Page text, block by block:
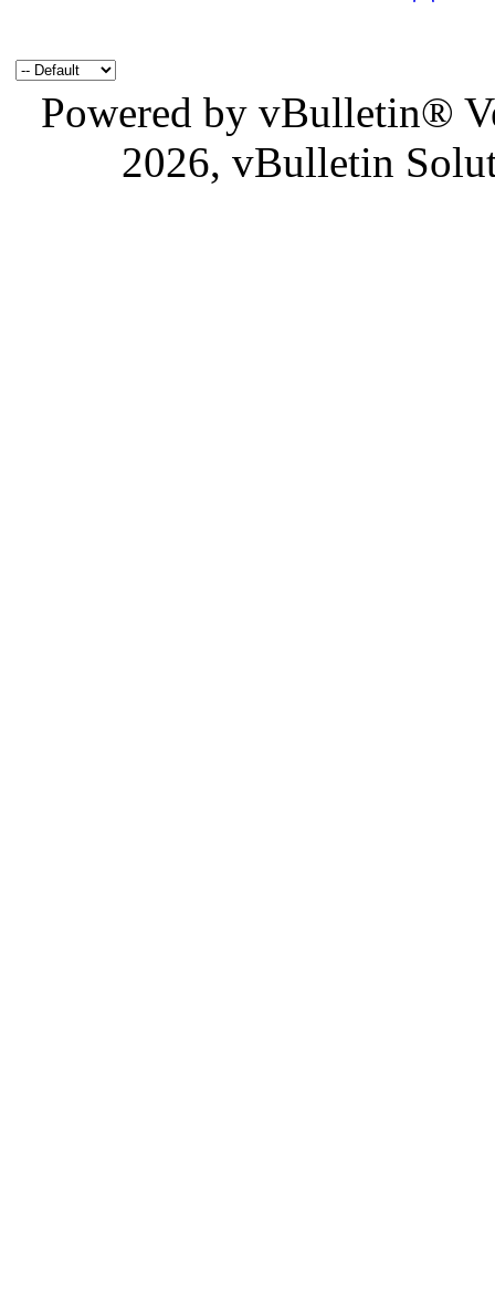
Powered by vBulletin®
2026, vBulletin